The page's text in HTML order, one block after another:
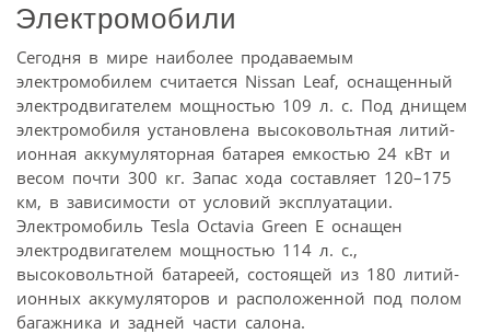
Электромобили
Сегодня в мире наиболее продаваемым
электромобилем считается Nissan Leaf, оснащенный
электродвигателем мощностью 109 л. с. Под днищем
электромобиля установлена высоковольтная литий-
ионная аккумуляторная батарея емкостью 24 кВт и
весом почти 300 кг. Запас хода составляет 120–175
км, в зависимости от условий эксплуатации.
Электромобиль Tesla Octavia Green E оснащен
электродвигателем мощностью 114 л. с.,
высоковольтной батареей, состоящей из 180 литий-
ионных аккумуляторов и расположенной под полом
багажника и задней части салона.